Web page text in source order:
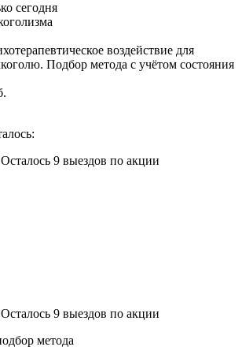
сегодня
воздействие для
Подбор метода с учётом состояния
Осталось 9 выездов по акции
Осталось 9 выездов по акции
метода